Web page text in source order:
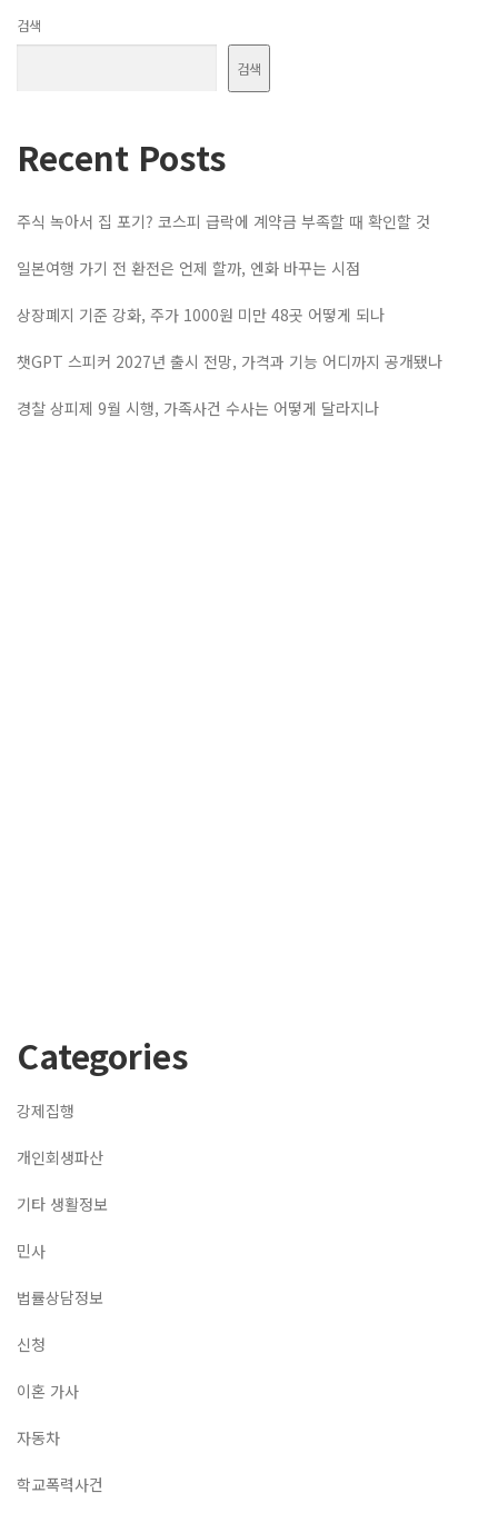
검색
검색
Recent Posts
주식 녹아서 집 포기? 코스피 급락에 계약금 부족할 때 확인할 것
일본여행 가기 전 환전은 언제 할까, 엔화 바꾸는 시점
상장폐지 기준 강화, 주가 1000원 미만 48곳 어떻게 되나
챗GPT 스피커 2027년 출시 전망, 가격과 기능 어디까지 공개됐나
경찰 상피제 9월 시행, 가족사건 수사는 어떻게 달라지나
Categories
강제집행
개인회생파산
기타 생활정보
민사
법률상담정보
신청
이혼 가사
자동차
학교폭력사건